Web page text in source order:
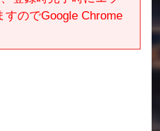
すのでGoogle Chrome